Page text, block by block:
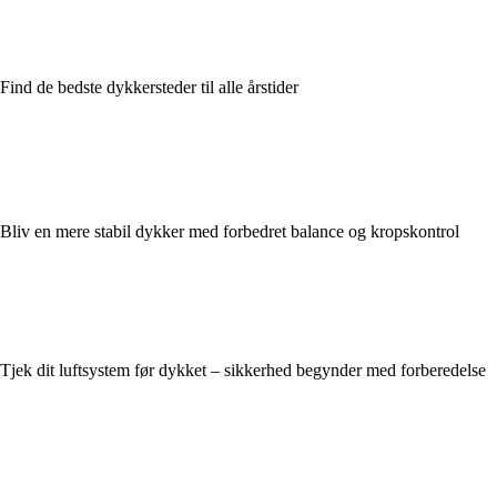
Find de bedste dykkersteder til alle årstider
Bliv en mere stabil dykker med forbedret balance og kropskontrol
Tjek dit luftsystem før dykket – sikkerhed begynder med forberedelse